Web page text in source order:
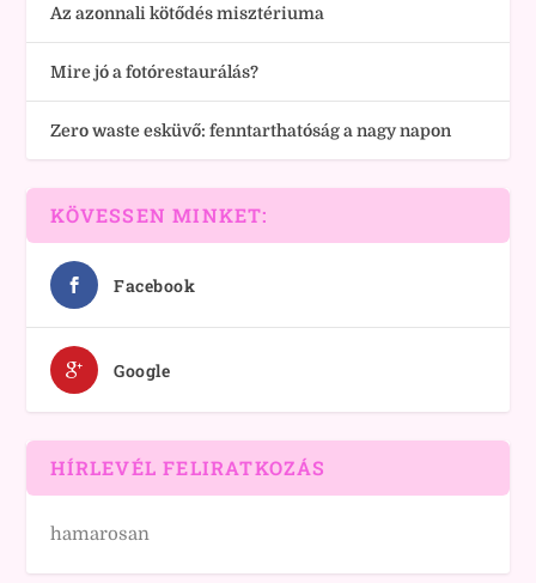
Az azonnali kötődés misztériuma
Mire jó a fotórestaurálás?
Zero waste esküvő: fenntarthatóság a nagy napon
KÖVESSEN MINKET:
Facebook
Google
HÍRLEVÉL FELIRATKOZÁS
hamarosan